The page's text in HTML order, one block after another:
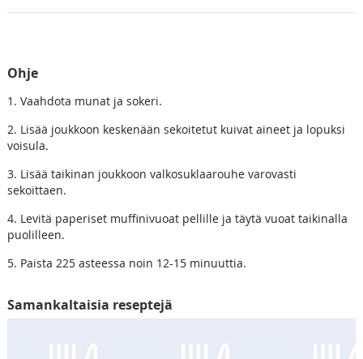
Ohje
1. Vaahdota munat ja sokeri.
2. Lisää joukkoon keskenään sekoitetut kuivat aineet ja lopuksi
voisula.
3. Lisää taikinan joukkoon valkosuklaarouhe varovasti
sekoittaen.
4. Levitä paperiset muffinivuoat pellille ja täytä vuoat taikinalla
puolilleen.
5. Paista 225 asteessa noin 12-15 minuuttia.
Samankaltaisia reseptejä